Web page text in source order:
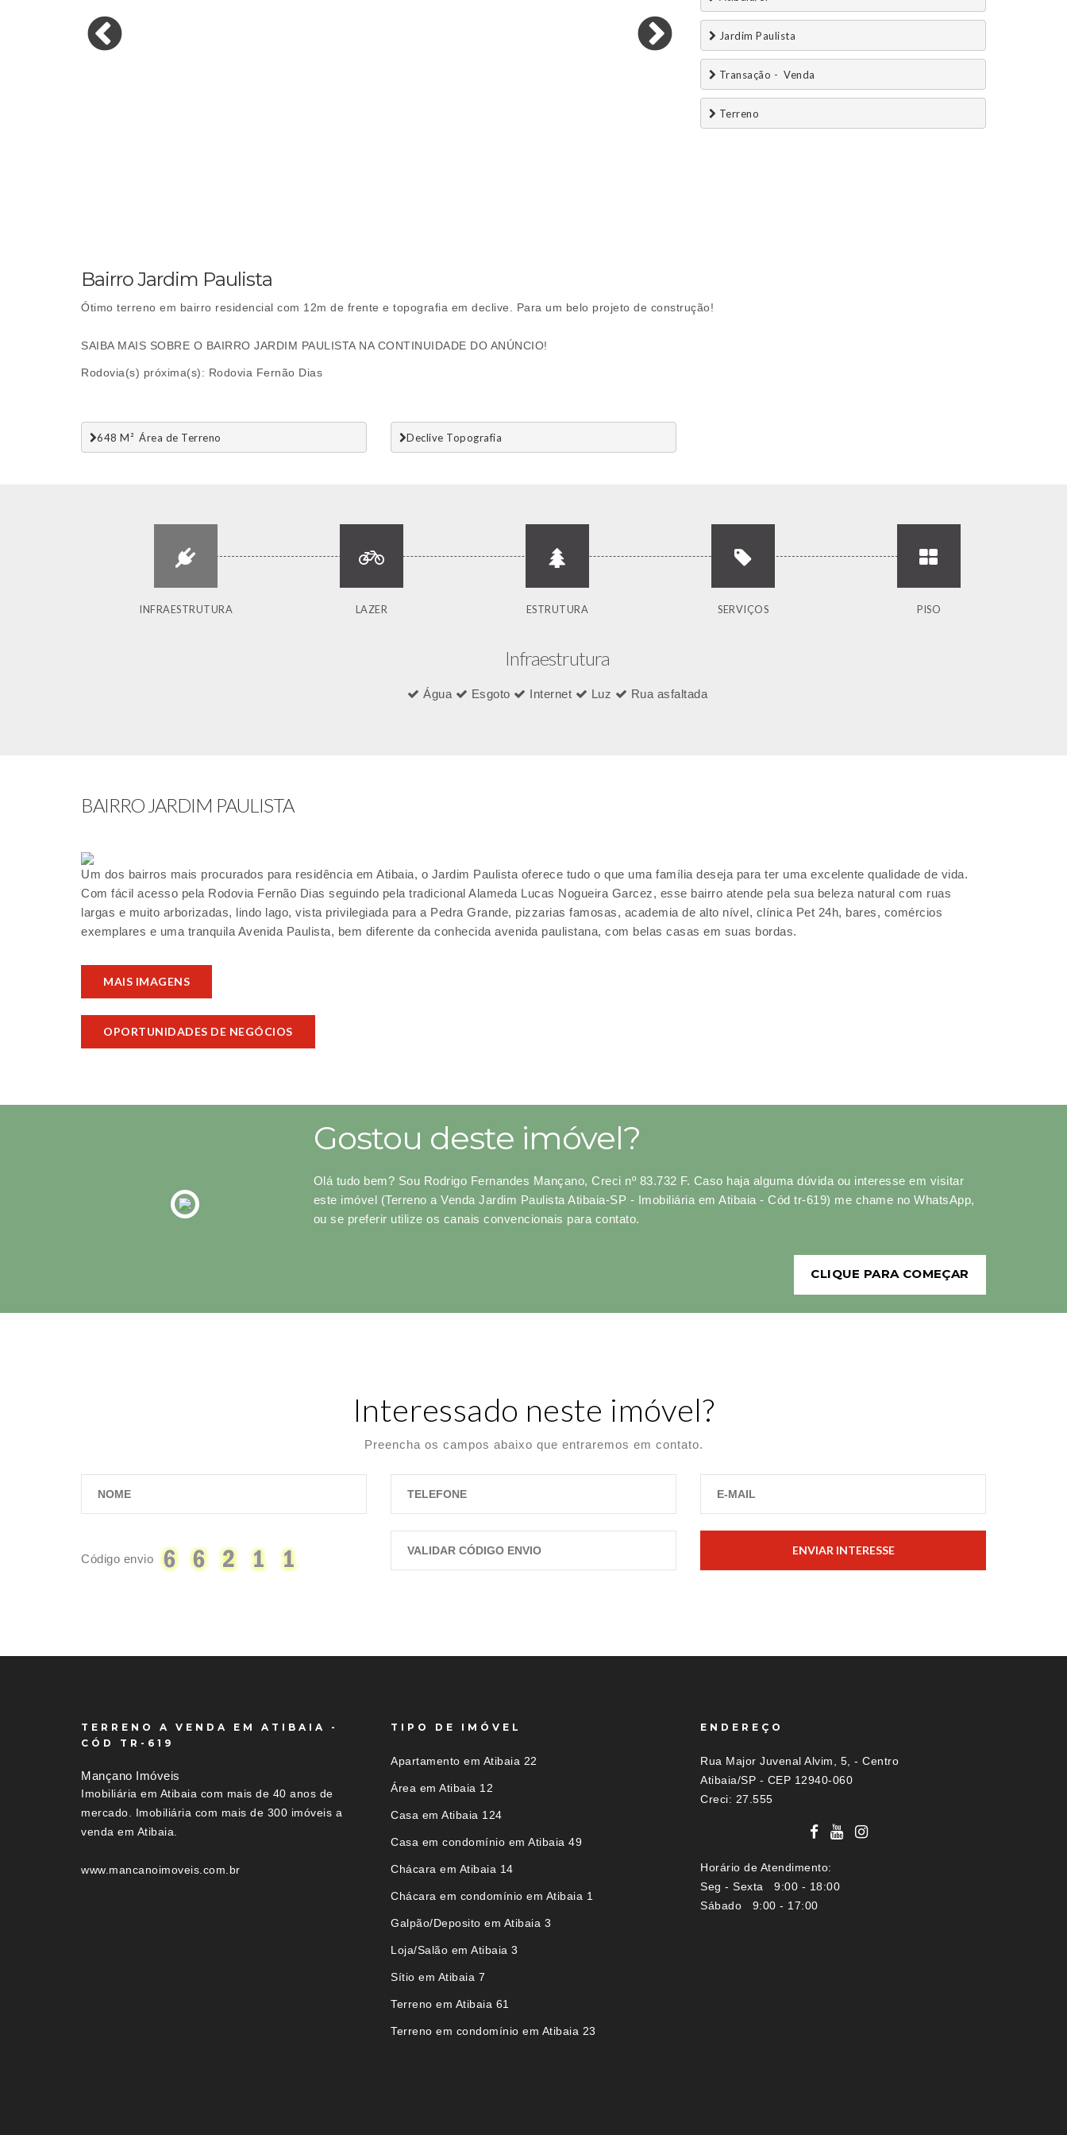
Jardim Paulista
Transação -  Venda
Terreno
Bairro Jardim Paulista
Ótimo terreno em bairro residencial com 12m de frente e topografia em declive. Para um belo projeto de construção!
SAIBA MAIS SOBRE O BAIRRO JARDIM PAULISTA NA CONTINUIDADE DO ANÚNCIO!
Rodovia(s) próxima(s): Rodovia Fernão Dias
648 M²  Área de Terreno Declive Topografia
INFRAESTRUTURA LAZER ESTRUTURA SERVIÇOS PISO
Infraestrutura
Água Esgoto Internet Luz Rua asfaltada
BAIRRO JARDIM PAULISTA
Um dos bairros mais procurados para residência em Atibaia, o Jardim Paulista oferece tudo o que uma família deseja para ter uma excelente qualidade de vida.
Com fácil acesso pela Rodovia Fernão Dias seguindo pela tradicional Alameda Lucas Nogueira Garcez, esse bairro atende pela sua beleza natural com ruas
largas e muito arborizadas, lindo lago, vista privilegiada para a Pedra Grande, pizzarias famosas, academia de alto nível, clínica Pet 24h, bares, comércios
exemplares e uma tranquila Avenida Paulista, bem diferente da conhecida avenida paulistana, com belas casas em suas bordas.
MAIS IMAGENS
OPORTUNIDADES DE NEGÓCIOS
Gostou deste imóvel?
Olá tudo bem? Sou Rodrigo Fernandes Mançano, Creci nº 83.732 F. Caso haja alguma dúvida ou interesse em visitar
este imóvel (Terreno a Venda Jardim Paulista Atibaia-SP - Imobiliária em Atibaia - Cód tr-619) me chame no WhatsApp,
ou se preferir utilize os canais convencionais para contato.
CLIQUE PARA COMEÇAR
Interessado neste imóvel?
Preencha os campos abaixo que entraremos em contato.
Código envio
ENVIAR INTERESSE
TERRENO A VENDA EM ATIBAIA -
CÓD TR-619
Mançano Imóveis
Imobiliária em Atibaia com mais de 40 anos de
mercado. Imobiliária com mais de 300 imóveis a
venda em Atibaia.
www.mancanoimoveis.com.br
TIPO DE IMÓVEL
Apartamento em Atibaia 22
Área em Atibaia 12
Casa em Atibaia 124
Casa em condomínio em Atibaia 49
Chácara em Atibaia 14
Chácara em condomínio em Atibaia 1
Galpão/Deposito em Atibaia 3
Loja/Salão em Atibaia 3
Sítio em Atibaia 7
Terreno em Atibaia 61
Terreno em condomínio em Atibaia 23
ENDEREÇO
Rua Major Juvenal Alvim, 5, - Centro
Atibaia/SP - CEP 12940-060
Creci: 27.555
Horário de Atendimento:
Seg - Sexta 9:00 - 18:00
Sábado 9:00 - 17:00